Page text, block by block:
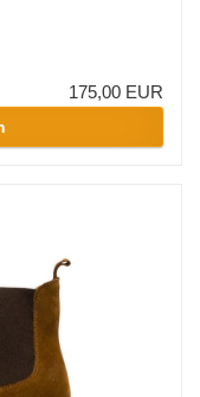
175,00 EUR